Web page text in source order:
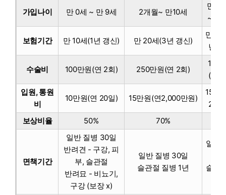
가입나이 만 0세 ~ 만 9세 2개월~ 만10세
만 3
~ 만
보험기간 만 10세(1년 갱신) 만 20세(3년 갱신)
만 20
년
수술비 100만원(연 2회) 250만원(연 2회)
150
(연
입원, 통원
비
10만원(연 20일) 15만원(연2,000만원)
15만
20
보상비율
50% 70%
면책기간
일반 질병 30일
반려견 - 구강, 피
부, 슬관절
반려묘 - 비뇨기,
구강 (보장 x)
일반 질병 30일
슬관절 질병 1년
일반
슬관